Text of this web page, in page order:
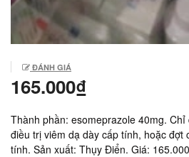
ĐÁNH GIÁ
165.000₫
Thành phần: esomeprazole 40mg.
điều trị viêm dạ dày cấp tính, hoặc đợt
tính. Sản xuất: Thụy Điển. Giá: